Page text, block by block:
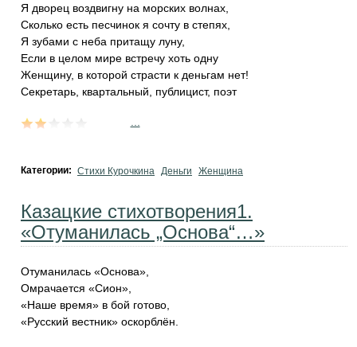
Я дворец воздвигну на морских волнах,
Сколько есть песчинок я сочту в степях,
Я зубами с неба притащу луну,
Если в целом мире встречу хоть одну
Женщину, в которой страсти к деньгам нет!
Секретарь, квартальный, публицист, поэт
Категории: Стихи Курочкина Деньги Женщина
Казацкие стихотворения1.
«Отуманилась „Основа“…»
Отуманилась «Основа»,
Омрачается «Сион»,
«Наше время» в бой готово,
«Русский вестник» оскорблён.